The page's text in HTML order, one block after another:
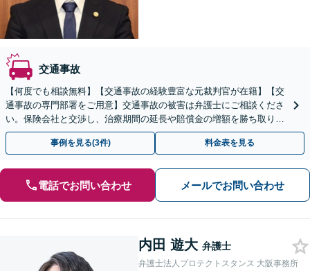
交通事故
【何度でも相談無料】【交通事故の経験豊富な元裁判官が在籍】【交
通事故の専門部署をご用意】交通事故の被害は弁護士にご相談くださ
い。保険会社と交渉し、治療期間の延長や賠償金の増額を勝ち取りま
す。後遺障害の等級認定の手続きなどもお任せください。
事例を見る(3件) 料金表を見る
電話でお問い合わせ メールでお問い合わせ
内田 遊大 弁護士
弁護士法人プロテクトスタンス 大阪事務所